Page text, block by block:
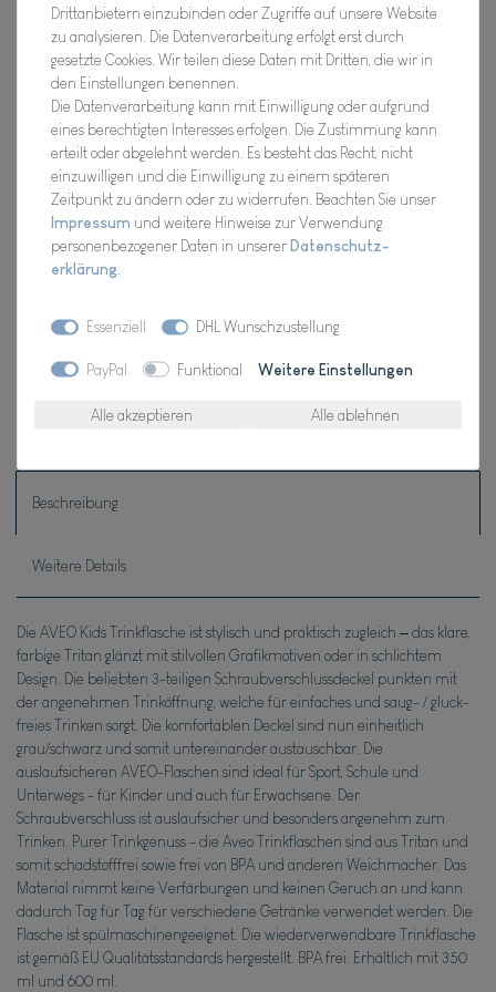
Artikel Nr.:
10-01101-117
12,98 EUR*
Inhalt1Stück
Verfügbarkeit: Für Dich da, Versand 2-3 Tage
* inkl. ges. MwSt. zzgl.Versandkosten
Beschreibung
Weitere Details
Die AVEO Kids Trinkflasche ist stylisch und praktisch zugleich – das klare,
farbige Tritan glänzt mit stilvollen Grafikmotiven oder in schlichtem
Design. Die beliebten 3-teiligen Schraubverschlussdeckel punkten mit
der angenehmen Trinköffnung, welche für einfaches und saug- / gluck-
freies Trinken sorgt. Die komfortablen Deckel sind nun einheitlich
grau/schwarz und somit untereinander austauschbar. Die
auslaufsicheren AVEO-Flaschen sind ideal für Sport, Schule und
Unterwegs - für Kinder und auch für Erwachsene. Der
Schraubverschluss ist auslaufsicher und besonders angenehm zum
Trinken. Purer Trinkgenuss - die Aveo Trinkflaschen sind aus Tritan und
somit schadstofffrei sowie frei von BPA und anderen Weichmacher. Das
Material nimmt keine Verfärbungen und keinen Geruch an und kann
dadurch Tag für Tag für verschiedene Getränke verwendet werden. Die
Flasche ist spülmaschinengeeignet. Die wiederverwendbare Trinkflasche
ist gemäß EU Qualitätsstandards hergestellt. BPA frei. Erhältlich mit 350
ml und 600 ml.
Drittanbietern einzubinden oder Zugriffe auf unsere Website
zu analysieren. Die Datenverarbeitung erfolgt erst durch
gesetzte Cookies. Wir teilen diese Daten mit Dritten, die wir in
den Einstellungen benennen.
Die Datenverarbeitung kann mit Einwilligung oder aufgrund
eines berechtigten Interesses erfolgen. Die Zustimmung kann
erteilt oder abgelehnt werden. Es besteht das Recht, nicht
einzuwilligen und die Einwilligung zu einem späteren
Zeitpunkt zu ändern oder zu widerrufen. Beachten Sie unser
Impressum und weitere Hinweise zur Verwendung
personenbezogener Daten in unsererDaten­schutz­
erklärung
Essenziell DHL Wunschzustellung
PayPal Funktional Weitere Einstellungen
Alle akzeptieren Alle ablehnen